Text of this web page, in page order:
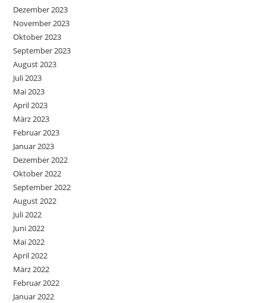
Dezember 2023
November 2023
Oktober 2023
September 2023
August 2023
Juli 2023
Mai 2023
April 2023
März 2023
Februar 2023
Januar 2023
Dezember 2022
Oktober 2022
September 2022
August 2022
Juli 2022
Juni 2022
Mai 2022
April 2022
März 2022
Februar 2022
Januar 2022